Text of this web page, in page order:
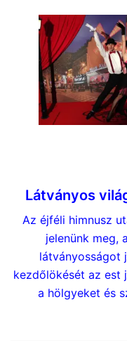
Látványos
Az éjféli himnusz
jelenünk meg,
látványosságot
kezdőlökését az est
a hölgyeket és